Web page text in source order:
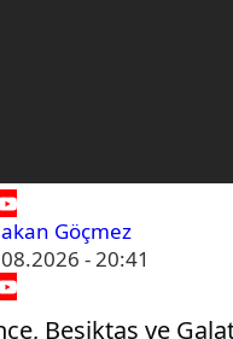
Göçmez
- 20:41
Beşiktaş ve